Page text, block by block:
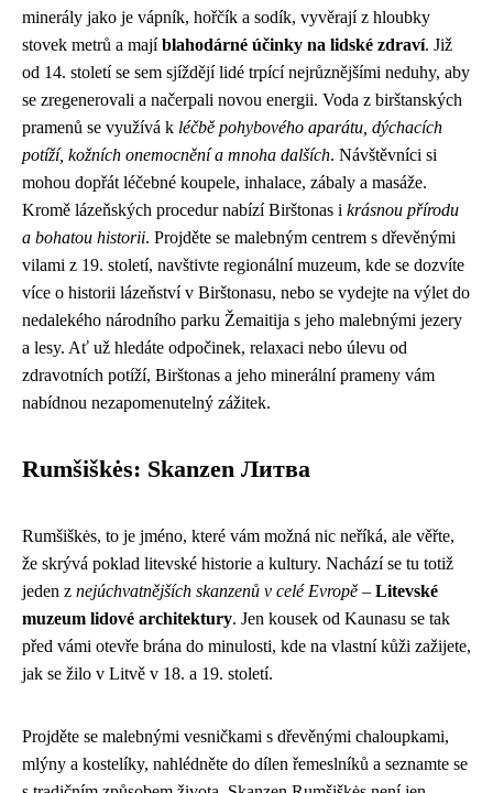
minerály jako je vápník, hořčík a sodík, vyvěrají z hloubky
stovek metrů a majíblahodárné účinky na lidské zdraví. Již
od 14. století se sem sjíždějí lidé trpící nejrůznějšími neduhy, aby
se zregenerovali a načerpali novou energii. Voda z birštanských
pramenů se využívá k léčbě pohybového aparátu, dýchacích
potíží, kožních onemocnění a mnoha dalších. Návštěvníci si
mohou dopřát léčebné koupele, inhalace, zábaly a masáže.
Kromě lázeňských procedur nabízí Birštonas i krásnou přírodu
a bohatou historii. Projděte se malebným centrem s dřevěnými
vilami z 19. století, navštivte regionální muzeum, kde se dozvíte
více o historii lázeňství v Birštonasu, nebo se vydejte na výlet do
nedalekého národního parku Žemaitija s jeho malebnými jezery
a lesy. Ať už hledáte odpočinek, relaxaci nebo úlevu od
zdravotních potíží, Birštonas a jeho minerální prameny vám
nabídnou nezapomenutelný zážitek.
Rumšiškės: Skanzen Литва
Rumšiškės, to je jméno, které vám možná nic neříká, ale věřte,
že skrývá poklad litevské historie a kultury. Nachází se tu totiž
jeden z nejúchvatnějších skanzenů v celé Evropě – Litevské
muzeum lidové architektury. Jen kousek od Kaunasu se tak
před vámi otevře brána do minulosti, kde na vlastní kůži zažijete,
jak se žilo v Litvě v 18. a 19. století.
Projděte se malebnými vesničkami s dřevěnými chaloupkami,
mlýny a kostelíky, nahlédněte do dílen řemeslníků a seznamte se